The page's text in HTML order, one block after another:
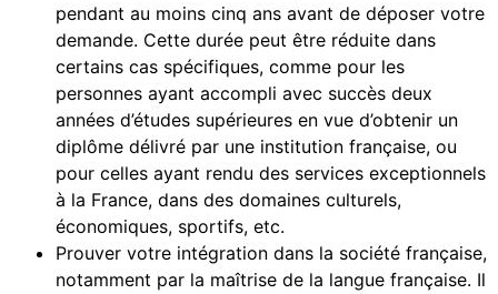
pendant au moins cinq ans avant de déposer votre
demande. Cette durée peut être réduite dans
certains cas spécifiques, comme pour les
personnes ayant accompli avec succès deux
années d’études supérieures en vue d’obtenir un
diplôme délivré par une institution française, ou
pour celles ayant rendu des services exceptionnels
à la France, dans des domaines culturels,
économiques, sportifs, etc.
Prouver votre intégration dans la société française,
notamment par la maîtrise de la langue française. Il